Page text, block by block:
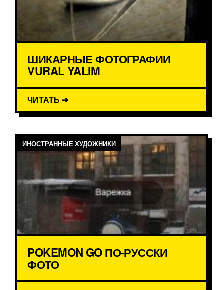
ШИКАРНЫЕ ФОТОГРАФИИ
VURAL YALIM
ЧИТАТЬ ➔
ИНОСТРАННЫЕ ХУДОЖНИКИ
POKEMON GO ПО-РУССКИ
ФОТО